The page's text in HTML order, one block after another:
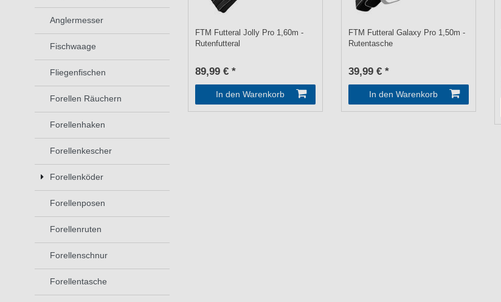
Anglermesser
Fischwaage
Fliegenfischen
Forellen Räuchern
Forellenhaken
Forellenkescher
Forellenköder
Forellenposen
Forellenruten
Forellenschnur
Forellentasche
FTM Futteral Jolly Pro 1,60m -
Rutenfutteral
89,99 € *
In den Warenkorb
FTM Futteral Galaxy Pro 1,50m -
Rutentasche
39,99 € *
In den Warenkorb